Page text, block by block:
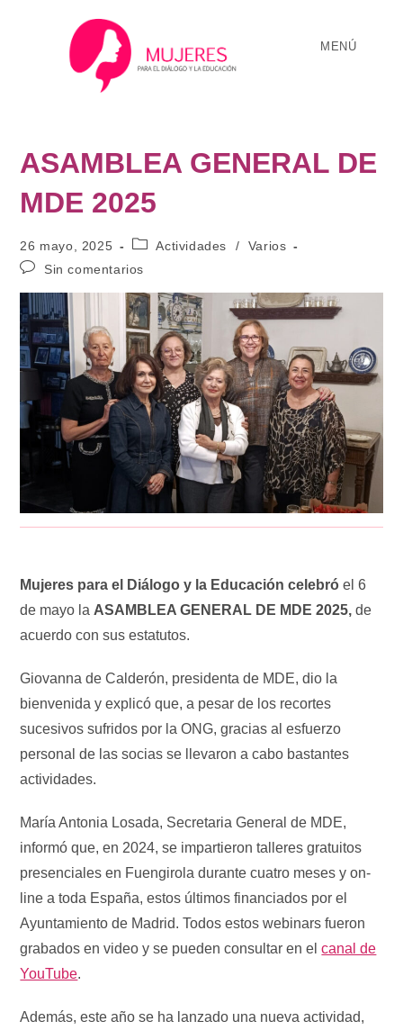
MENÚ
ASAMBLEA GENERAL DE
MDE 2025
26 mayo, 2025 Actividades /
Varios
Sin comentarios
Mujeres para el Diálogo y la Educación celebró el 6
de mayo la ASAMBLEA GENERAL DE MDE 2025,de
acuerdo con sus estatutos.
Giovanna de Calderón, presidenta de MDE, dio la
bienvenida y explicó que, a pesar de los recortes
sucesivos sufridos por la ONG, gracias al esfuerzo
personal de las socias se llevaron a cabo bastantes
actividades.
María Antonia Losada, Secretaria General de MDE,
informó que, en 2024, se impartieron talleres gratuitos
presenciales en Fuengirola durante cuatro meses y on-
line a toda España, estos últimos financiados por el
Ayuntamiento de Madrid. Todos estos webinars fueron
grabados en video y se pueden consultar en elcanal de
YouTube.
Además, este año se ha lanzado una nueva actividad,